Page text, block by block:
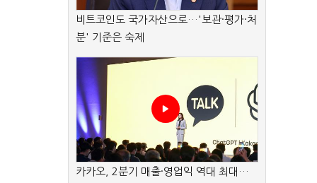
비트코인도 국가자산으로…'보관·평가·처
분' 기준은 숙제
카카오, 2분기 매출·영업익 역대 최대…